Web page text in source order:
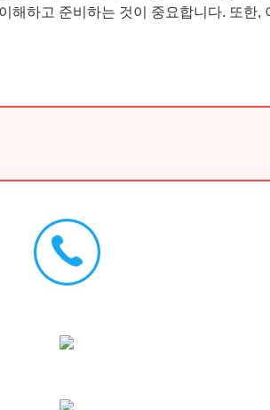
하고 준비하는 것이 중요합니다. 또한,